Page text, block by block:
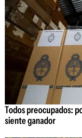
Todos preocupados:
siente ganador